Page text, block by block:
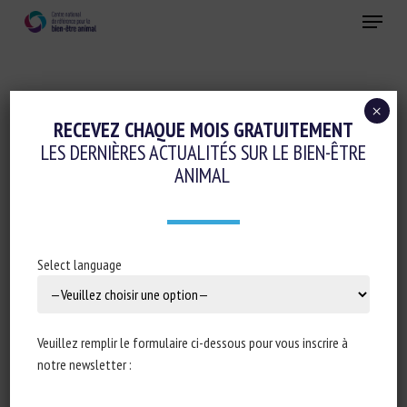
Menu
Réglementation
STRATEGIC DIALOGUE URGES EC TO
WELFARE LEGISLATION BY 2026
Type de document : article publié dans
RECEVEZ CHAQUE MOIS GRATUITEMENT
LES DERNIÈRES ACTUALITÉS SUR LE BIEN-ÊTRE
ANIMAL
Select language
Veuillez remplir le formulaire ci-dessous pour vous inscrire à
notre newsletter :
×